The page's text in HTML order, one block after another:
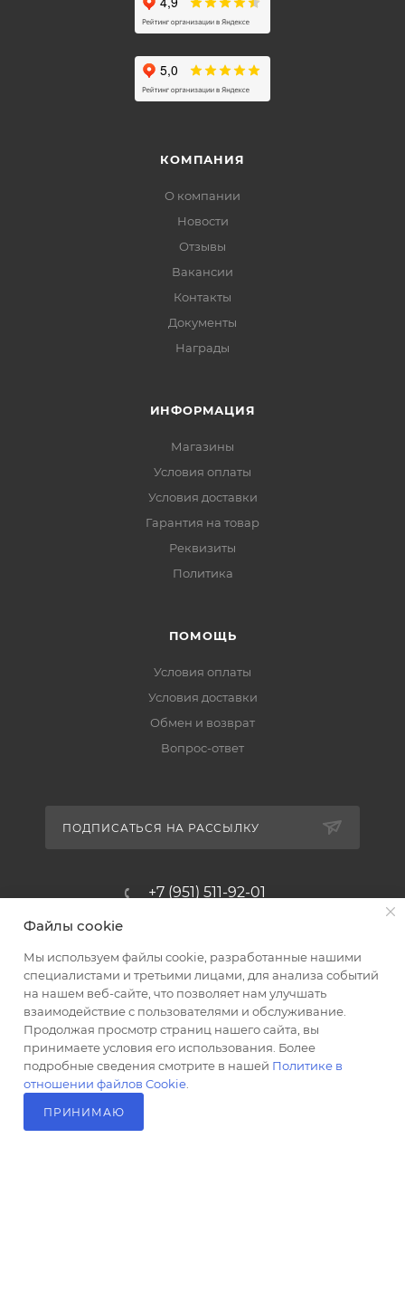
КОМПАНИЯ
О компании
Новости
Отзывы
Вакансии
Контакты
Документы
Награды
ИНФОРМАЦИЯ
Магазины
Условия оплаты
Условия доставки
Гарантия на товар
Реквизиты
Политика
ПОМОЩЬ
Условия оплаты
Условия доставки
Обмен и возврат
Вопрос-ответ
ПОДПИСАТЬСЯ НА РАССЫЛКУ
+7 (951) 511-92-01
Магазин-склад ТЦ "Альтус"
Ростовская обл, Аксайский р-н,
пос. Янтарный, Малое Зеленое
Кольцо, 3, ТЦ "Альтус" 1 этаж
Показать на карте
Файлы cookie
Мы используем файлы cookie, разработанные нашими
специалистами и третьими лицами, для анализа событий
на нашем веб-сайте, что позволяет нам улучшать
взаимодействие с пользователями и обслуживание.
Продолжая просмотр страниц нашего сайта, вы
принимаете условия его использования. Более
подробные сведения смотрите в нашей Политике в
отношении файлов Cookie
ПРИНИМАЮ